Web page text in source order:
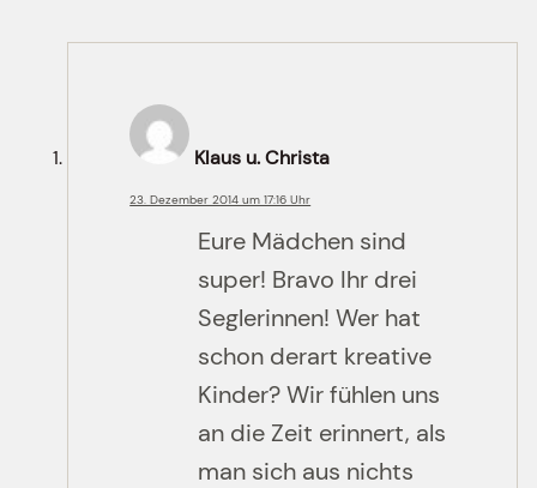
Klaus u. Christa
23. Dezember 2014 um 17:16 Uhr
Eure Mädchen sind
super! Bravo Ihr drei
Seglerinnen! Wer hat
schon derart kreative
Kinder? Wir fühlen uns
an die Zeit erinnert, als
man sich aus nichts